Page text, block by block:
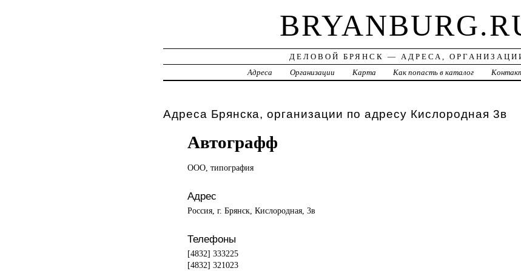
ДЕЛОВОЙ БРЯНСК — АДРЕСА,
Адреса
Организации Карта Как попасть в каталог
Адреса Брянска, организации по адресу Кислородная 3в
Автографф
ООО, типография
Адрес
Россия, г. Брянск, Кислородная, 3в
Телефоны
[4832] 333225
[4832] 321023